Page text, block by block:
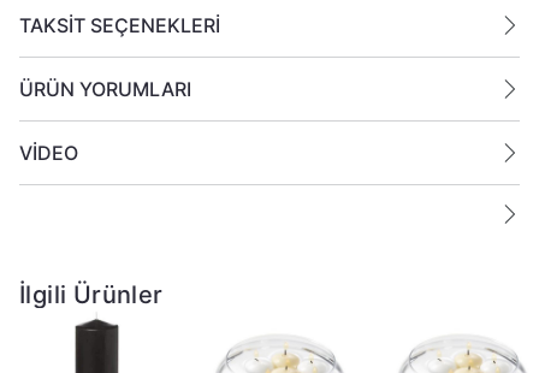
TAKSİT SEÇENEKLERİ
ÜRÜN YORUMLARI
VİDEO
İlgili Ürünler